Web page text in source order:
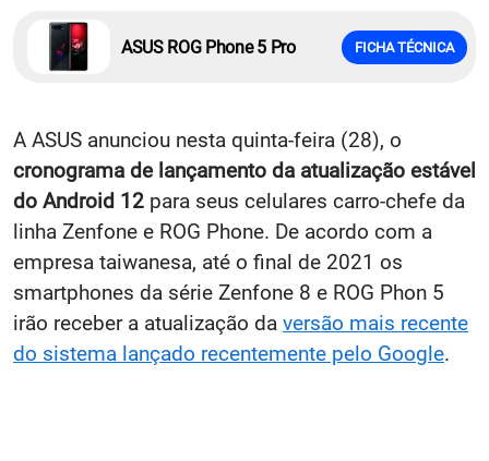
ASUS ROG Phone 5 Pro FICHA TÉCNICA
A ASUS anunciou nesta quinta-feira (28), o
cronograma de lançamento da atualização estável
do Android 12 para seus celulares carro-chefe da
linha Zenfone e ROG Phone. De acordo com a
empresa taiwanesa, até o final de 2021 os
smartphones da série Zenfone 8 e ROG Phon 5
irão receber a atualização da versão mais recente
do sistema lançado recentemente pelo Google.